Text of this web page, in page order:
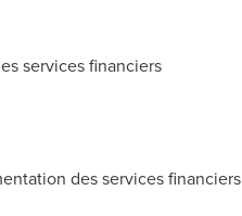
services financiers
des services financiers